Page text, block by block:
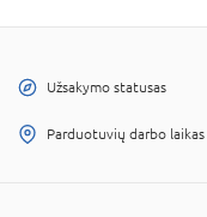
Užsakymo statusas
Parduotuvių darbo laikas